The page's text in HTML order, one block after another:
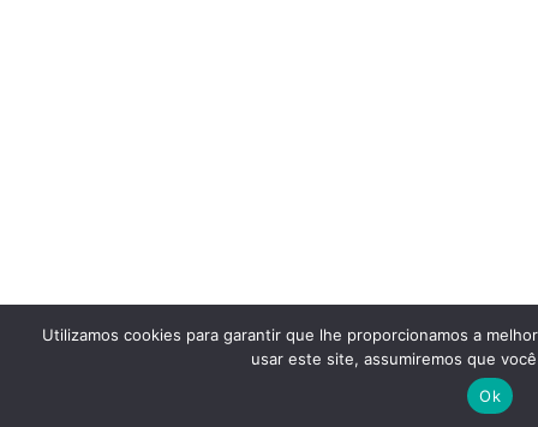
Utilizamos cookies para garantir que lhe proporcionamos a
usar este site, assumiremos que
Ok